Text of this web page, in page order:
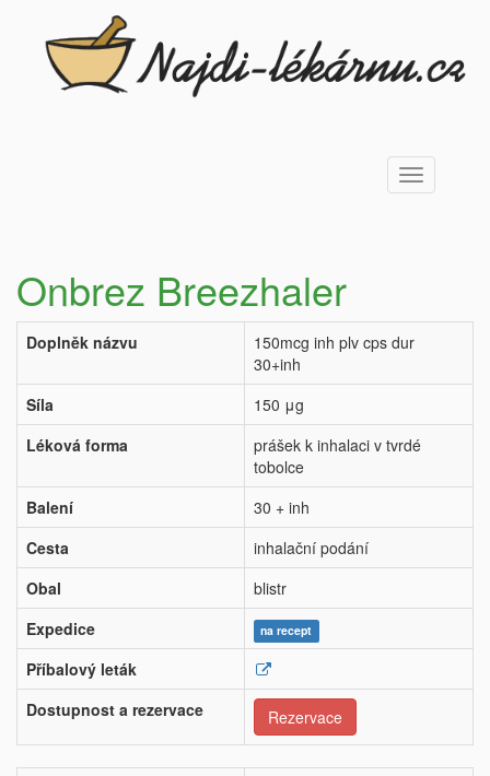
Toggle
navigation
Onbrez Breezhaler
Doplněk názvu
150mcg inh plv cps dur
30+inh
Síla
150 μg
Léková forma
prášek k inhalaci v tvrdé
tobolce
Balení
30 + inh
Cesta
inhalační podání
Obal
blistr
Expedice
na recept
Příbalový leták
Dostupnost a rezervace
Rezervace